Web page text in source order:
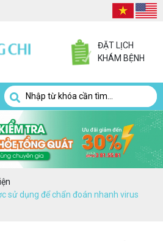
ĐẶT LỊCH
KHÁM BỆNH
sử dụng để chẩn đoán nhanh virus